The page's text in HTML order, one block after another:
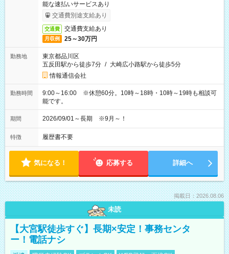
能な速払いサービスあり
交通費別途支給あり
交通費 交通費支給あり
月収例 25～30万円
勤務地
東京都品川区
五反田駅から徒歩7分 / 大崎広小路駅から徒歩5分
情報通信会社
勤務時間
9:00～16:00 ※休憩60分。10時～18時・10時～19時も相談可
能です。
期間 2026/09/01～長期 ※9月～！
特徴 履歴書不要
気になる！ 応募する 詳細へ
掲載日：2026.08.06
未読
【大宮駅徒歩すぐ】長期×安定！事務センタ
ー！電話ナシ